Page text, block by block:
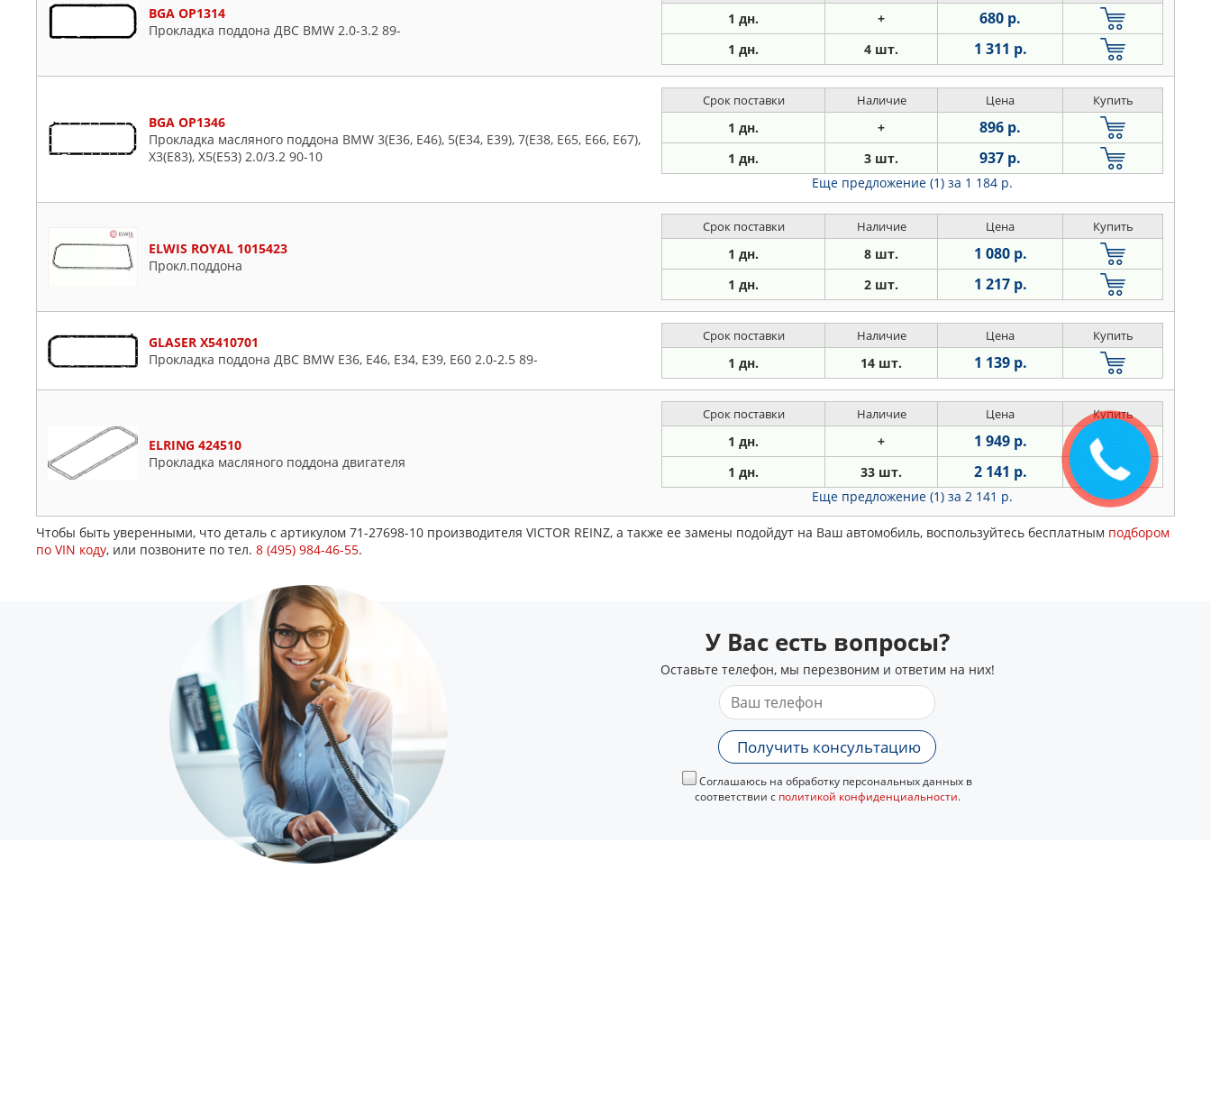
BGA OP1314
Прокладка поддона ДВС BMW 2.0-3.2 89-
1 дн. + 680 р.
1 дн. 4 шт. 1 311 р.
BGA OP1346
Прокладка масляного поддона BMW 3(E36, E46), 5(E34, E39), 7(E38, E65, E66, E67),
X3(E83), X5(E53) 2.0/3.2 90-10
Срок поставки Наличие Цена Купить
1 дн. + 896 р.
1 дн. 3 шт. 937 р.
Еще предложение (1) за 1 184 р.
ELWIS ROYAL 1015423
Прокл.поддона
Срок поставки Наличие Цена Купить
1 дн. 8 шт. 1 080 р.
1 дн. 2 шт. 1 217 р.
GLASER X5410701
Прокладка поддона ДВС BMW E36, E46, E34, E39, E60 2.0-2.5 89-
Срок поставки Наличие Цена Купить
1 дн. 14 шт. 1 139 р.
ELRING 424510
Прокладка масляного поддона двигателя
Срок поставки Наличие Цена Купить
1 дн. + 1 949 р.
1 дн. 33 шт. 2 141 р.
Еще предложение (1) за 2 141 р.
Чтобы быть уверенными, что деталь с артикулом 71-27698-10 производителя VICTOR REINZ, а также ее замены подойдут на Ваш автомобиль, воспользуйтесь бесплатным подбором
по VIN коду, или позвоните по тел. 8 (495) 984-46-55.
У Вас есть вопросы?
Оставьте телефон, мы перезвоним и ответим на них!
Получить консультацию
Соглашаюсь на обработку персональных данных в
соответствии с политикой конфиденциальности.
Закажите
звонок